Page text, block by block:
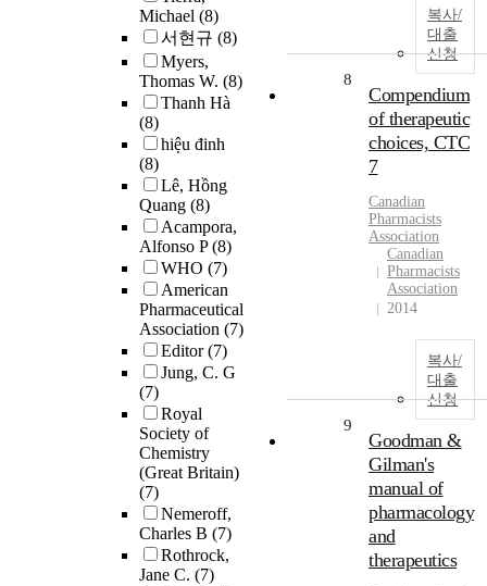
Michael (8)
서현규 (8)
Myers,
Thomas W. (8)
Thanh Hà
(8)
hiệu đinh
(8)
Lê, Hồng
Quang (8)
Acampora,
Alfonso P(8)
WHO (7)
American
Pharmaceutical
Association (7)
Editor(7)
Jung, C. G
(7)
Royal
Society of
Chemistry
(Great Britain)
(7)
Nemeroff,
Charles B (7)
Rothrock,
Jane C. (7)
복사/
대출
신청
8
Compendium
of therapeutic
choices, CTC
7
Canadian
Pharmacists
Association
Canadian
Pharmacists
Association
2014
복사/
대출
신청
9
Goodman &
Gilman's
manual of
pharmacology
and
therapeutics